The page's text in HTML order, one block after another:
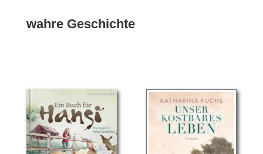
wahre Geschichte